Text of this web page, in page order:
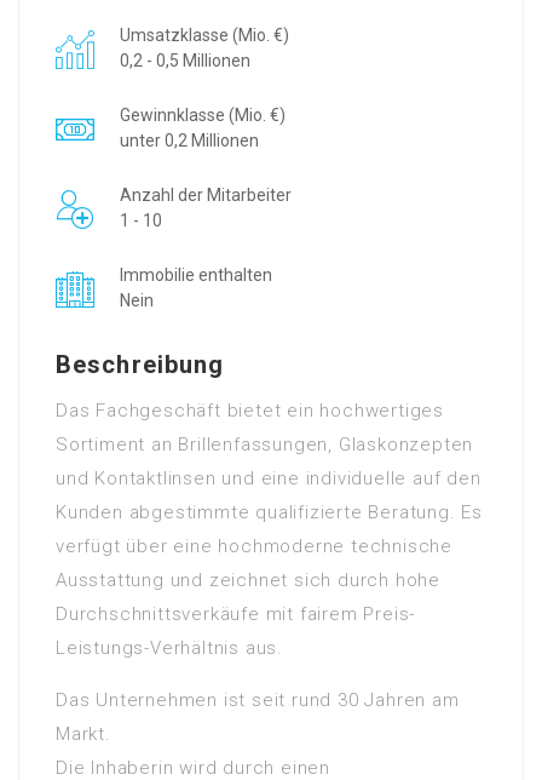
Umsatzklasse (Mio. €)
0,2 - 0,5 Millionen
Gewinnklasse (Mio. €)
unter 0,2 Millionen
Anzahl der Mitarbeiter
1 - 10
Immobilie enthalten
Nein
Beschreibung
Das Fachgeschäft bietet ein hochwertiges
Sortiment an Brillenfassungen, Glaskonzepten
und Kontaktlinsen und eine individuelle auf den
Kunden abgestimmte qualifizierte Beratung. Es
verfügt über eine hochmoderne technische
Ausstattung und zeichnet sich durch hohe
Durchschnittsverkäufe mit fairem Preis-
Leistungs-Verhältnis aus.
Das Unternehmen ist seit rund 30 Jahren am
Markt.
Die Inhaberin wird durch einen